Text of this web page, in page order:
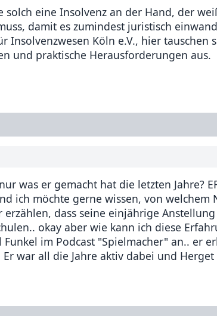
eine Insolvenz an der Hand, der
damit es zumindest juristisch
Köln e.V., hier tauschen
und praktische Herausforderungen aus.
was er gemacht hat die letzten Jahre?
ich möchte gerne wissen, von welchem
dass seine einjährige Anstellung
okay aber wie kann ich diese
im Podcast "Spielmacher" an.. er
war all die Jahre aktiv dabei und